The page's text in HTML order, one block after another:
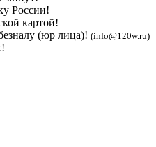
России!
картой!
(юр лица)! (info@120w.ru)